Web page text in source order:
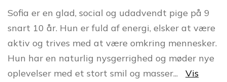
Sofia er en glad, social og udadvendt pige på 9
snart 10 år. Hun er fuld af energi, elsker at være
aktiv og trives med at være omkring mennesker.
Hun har en naturlig nysgerrighed og møder nye
oplevelser med et stort smil og masser...
Vis